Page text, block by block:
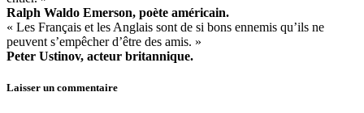
Ralph Waldo Emerson, poète américain.
« Les Français et les Anglais sont de si bons ennemis qu’ils ne
peuvent s’empêcher d’être des amis. »
Peter Ustinov, acteur britannique.
Laisser un commentaire